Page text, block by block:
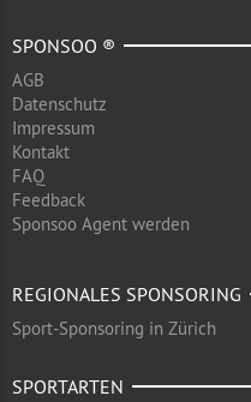
SPONSOO ®
AGB
Datenschutz
Impressum
Kontakt
FAQ
Feedback
Sponsoo Agent werden
REGIONALES SPONSORING
Sport-Sponsoring in Zürich
SPORTARTEN